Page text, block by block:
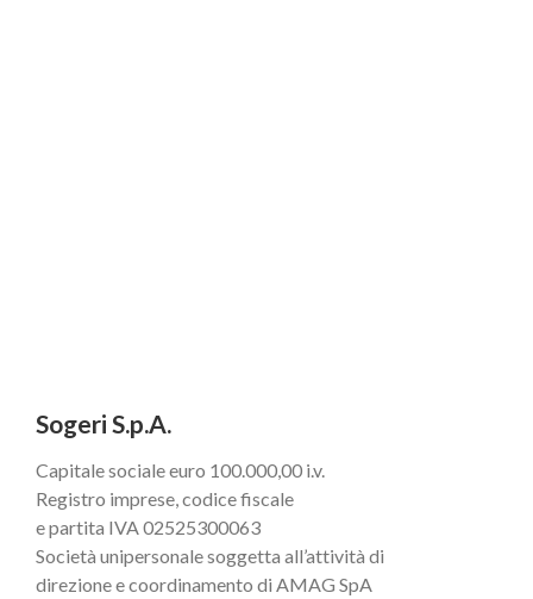
Sogeri S.p.A.
Capitale sociale euro 100.000,00 i.v.
Registro imprese, codice fiscale
e partita IVA 02525300063
Società unipersonale soggetta all’attività di
direzione e coordinamento di AMAG SpA